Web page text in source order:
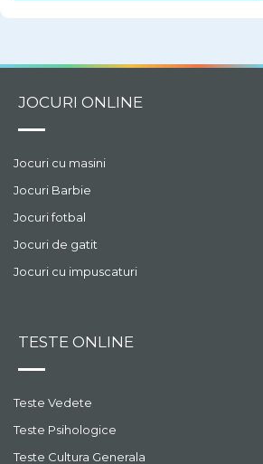
JOCURI ONLINE
Jocuri cu masini
Jocuri Barbie
Jocuri fotbal
Jocuri de gatit
Jocuri cu impuscaturi
TESTE ONLINE
Teste Vedete
Teste Psihologice
Teste Cultura Generala